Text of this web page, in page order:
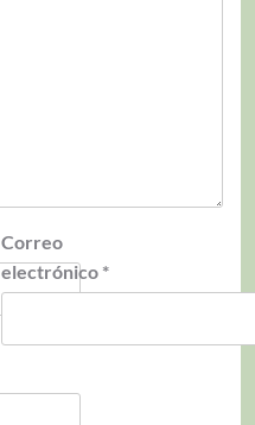
Correo
electrónico *